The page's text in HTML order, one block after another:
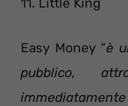
11. Little King
Easy Money “è
pubblico,